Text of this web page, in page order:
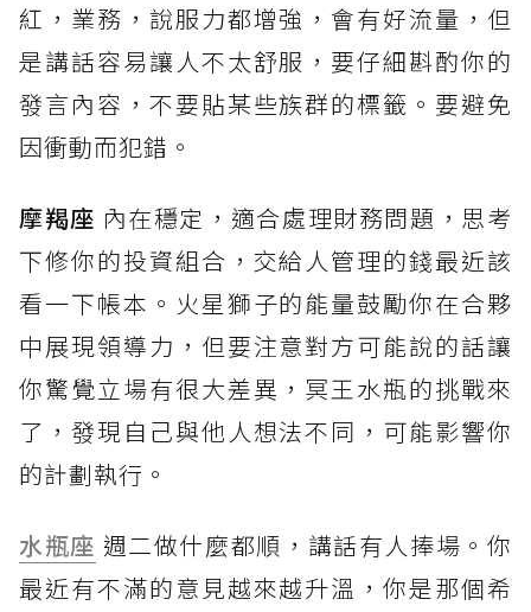
紅，業務，說服力都增強，會有好流量，但
是講話容易讓人不太舒服，要仔細斟酌你的
發言內容，不要貼某些族群的標籤。要避免
因衝動而犯錯。
摩羯座 內在穩定，適合處理財務問題，思考
下修你的投資組合，交給人管理的錢最近該
看一下帳本。火星獅子的能量鼓勵你在合夥
中展現領導力，但要注意對方可能說的話讓
你驚覺立場有很大差異，冥王水瓶的挑戰來
了，發現自己與他人想法不同，可能影響你
的計劃執行。
水瓶座 週二做什麼都順，講話有人捧場。你
最近有不滿的意見越來越升溫，你是那個希